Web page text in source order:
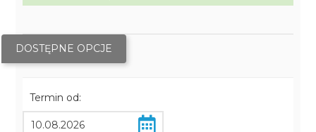
DOSTĘPNE OPCJE
Termin od: